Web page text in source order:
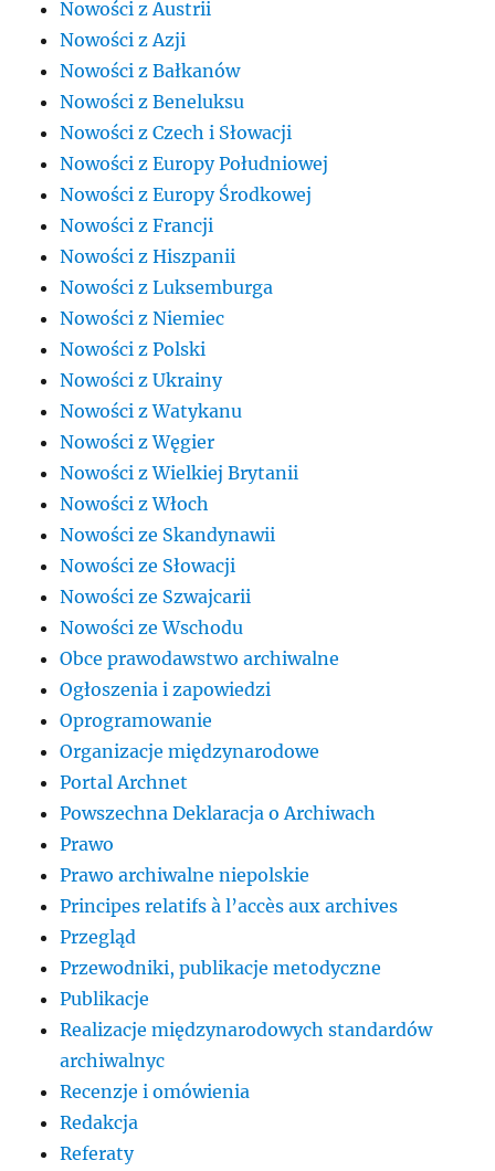
Nowości z Austrii
Nowości z Azji
Nowości z Bałkanów
Nowości z Beneluksu
Nowości z Czech i Słowacji
Nowości z Europy Południowej
Nowości z Europy Środkowej
Nowości z Francji
Nowości z Hiszpanii
Nowości z Luksemburga
Nowości z Niemiec
Nowości z Polski
Nowości z Ukrainy
Nowości z Watykanu
Nowości z Węgier
Nowości z Wielkiej Brytanii
Nowości z Włoch
Nowości ze Skandynawii
Nowości ze Słowacji
Nowości ze Szwajcarii
Nowości ze Wschodu
Obce prawodawstwo archiwalne
Ogłoszenia i zapowiedzi
Oprogramowanie
Organizacje międzynarodowe
Portal Archnet
Powszechna Deklaracja o Archiwach
Prawo
Prawo archiwalne niepolskie
Principes relatifs à l’accès aux archives
Przegląd
Przewodniki, publikacje metodyczne
Publikacje
Realizacje międzynarodowych standardów
archiwalnyc
Recenzje i omówienia
Redakcja
Referaty